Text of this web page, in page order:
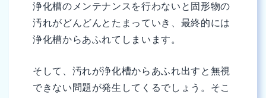
浄化槽のメンテナンスを行わないと固形物の
汚れがどんどんとたまっていき、最終的には
浄化槽からあふれてしまいます。
そして、汚れが浄化槽からあふれ出すと無視
できない問題が発生してくるでしょう。そこ